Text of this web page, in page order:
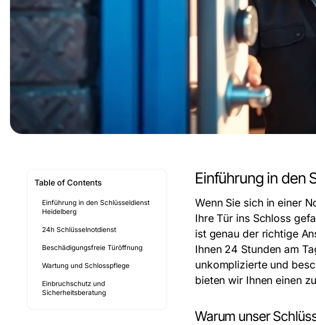
Table of Contents
Einführung in den Schlüsseldienst
Heidelberg
24h Schlüsselnotdienst
Beschädigungsfreie Türöffnung
Wartung und Schlosspflege
Einbruchschutz und
Sicherheitsberatung
Einführung in den
Wenn Sie sich in einer
Ihre Tür ins Schloss
ist genau der richtige
Ihnen 24 Stunden am
unkomplizierte und
bieten wir Ihnen einen
Warum unser